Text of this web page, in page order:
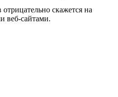
скажется на
веб-сайтами.